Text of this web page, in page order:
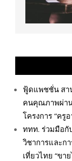
ฟู้ดแพชชั่น สา
คนคุณภาพผ่าน
โครงการ “ครู
ททท. ร่วมมือกั
วิชาการและก
เที่ยวไทย “ขา